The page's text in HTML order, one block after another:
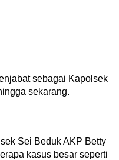
sebagai Kapolsek
sekarang.
Sei Beduk AKP Betty
kasus besar seperti